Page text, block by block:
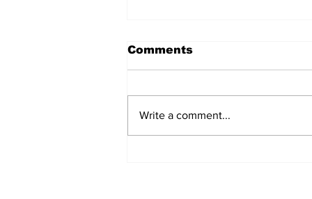
Comments
Write a comment...